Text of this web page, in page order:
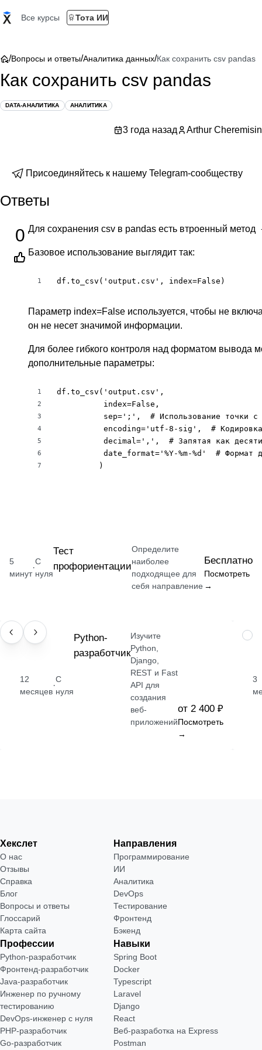
Все курсы Тота ИИ
/Вопросы и ответы/Аналитика данных/Как сохранить csv pandas
Как сохранить csv pandas
DATA-АНАЛИТИКА АНАЛИТИКА
3 года назад Arthur Cheremisin
Присоединяйтесь к нашему Telegram-сообществу
Ответы
0 Для сохранения csv в pandas есть втроенный метод
Базовое использование выглядит так:
1 df.to_csv('output.csv', index=False)
Параметр index=False используется, чтобы не
он не несет значимой информации.
Для более гибкого контроля над форматом вывода
дополнительные параметры:
1
2
3
4
5
6
7
df.to_csv('output.csv',
          index=False,
sep=';',  # Использование точки
          encoding='utf-8-sig',  # Кодировка
decimal=',',  # Запятая как
date_format='%Y-%m-%d'  # Формат
         )
5
минут
·
С
нуля
Тест
профориентации
Определите
наиболее
подходящее для
себя направление
Бесплатно
Посмотреть
→
ПРОФЕССИЯ
12
месяцев
·
С
нуля
Python-
разработчик
Изучите
Python,
Django,
REST и Fast
API для
создания
веб-
приложений
от 2 400 ₽
Посмотреть
→
3
Хекслет
О нас
Отзывы
Справка
Блог
Вопросы и ответы
Глоссарий
Карта сайта
Направления
Программирование
ИИ
Аналитика
DevOps
Тестирование
Фронтенд
Бэкенд
Профессии
Python-разработчик
Фронтенд-разработчик
Java-разработчик
Инженер по ручному
тестированию
DevOps-инженер с нуля
РНР-разработчик
Go-разработчик
Навыки
Spring Boot
Docker
Typescript
Laravel
Django
React
Веб-разработка на Express
Postman